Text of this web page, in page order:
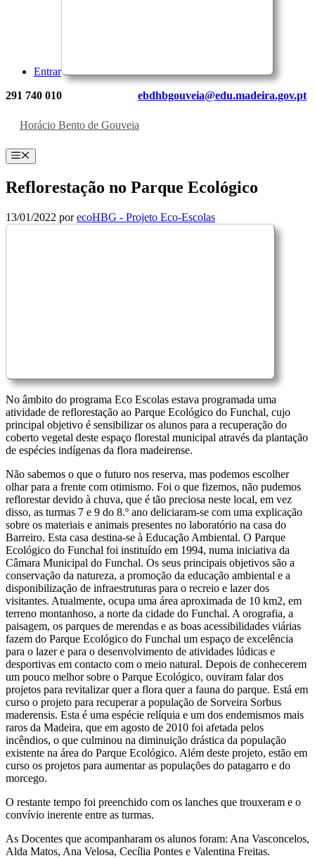
Entrar
291 740 010 ebdhbgouveia@edu.madeira.gov.pt
Horácio Bento de Gouveia
Menu
Reflorestação no Parque Ecológico
13/01/2022 porecoHBG - Projeto Eco-Escolas
No âmbito do programa Eco Escolas estava programada uma
atividade de reflorestação ao Parque Ecológico do Funchal, cujo
principal objetivo é sensibilizar os alunos para a recuperação do
coberto vegetal deste espaço florestal municipal através da plantação
de espécies indígenas da flora madeirense.
Não sabemos o que o futuro nos reserva, mas podemos escolher
olhar para a frente com otimismo. Foi o que fizemos, não pudemos
reflorestar devido à chuva, que é tão preciosa neste local, em vez
disso, as turmas 7 e 9 do 8.º ano deliciaram-se com uma explicação
sobre os materiais e animais presentes no laboratório na casa do
Barreiro. Esta casa destina-se à Educação Ambiental. O Parque
Ecológico do Funchal foi instituído em 1994, numa iniciativa da
Câmara Municipal do Funchal. Os seus principais objetivos são a
conservação da natureza, a promoção da educação ambiental e a
disponibilização de infraestruturas para o recreio e lazer dos
visitantes. Atualmente, ocupa uma área aproximada de 10 km2, em
terreno montanhoso, a norte da cidade do Funchal. A orografia, a
paisagem, os parques de merendas e as boas acessibilidades viárias
fazem do Parque Ecológico do Funchal um espaço de excelência
para o lazer e para o desenvolvimento de atividades lúdicas e
desportivas em contacto com o meio natural. Depois de conhecerem
um pouco melhor sobre o Parque Ecológico, ouviram falar dos
projetos para revitalizar quer a flora quer a fauna do parque. Está em
curso o projeto para recuperar a população de Sorveira Sorbus
maderensis. Esta é uma espécie relíquia e um dos endemismos mais
raros da Madeira, que em agosto de 2010 foi afetada pelos
incêndios, o que culminou na diminuição drástica da população
existente na área do Parque Ecológico. Além deste projeto, estão em
curso os projetos para aumentar as populações do patagarro e do
morcego.
O restante tempo foi preenchido com os lanches que trouxeram e o
convívio inerente entre as turmas.
As Docentes que acompanharam os alunos foram: Ana Vasconcelos,
Alda Matos, Ana Velosa, Cecília Pontes e Valentina Freitas.